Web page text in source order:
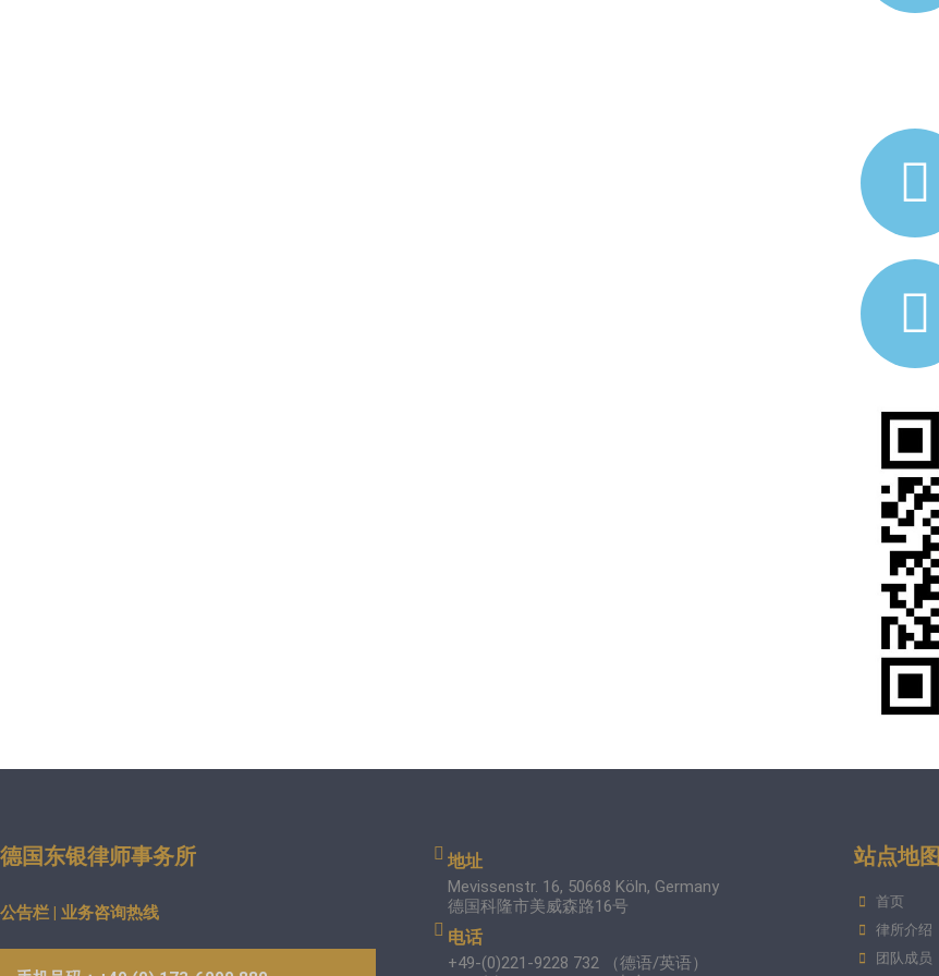
德国东银律师事务所
公告栏 | 业务咨询热线
地址
Mevissenstr. 16, 50668 Köln, Germany
德国科隆市美威森路16号
电话
+49-(0)221-9228 732 （德语/英语）
站点地图
首页
律所介绍
团队成员